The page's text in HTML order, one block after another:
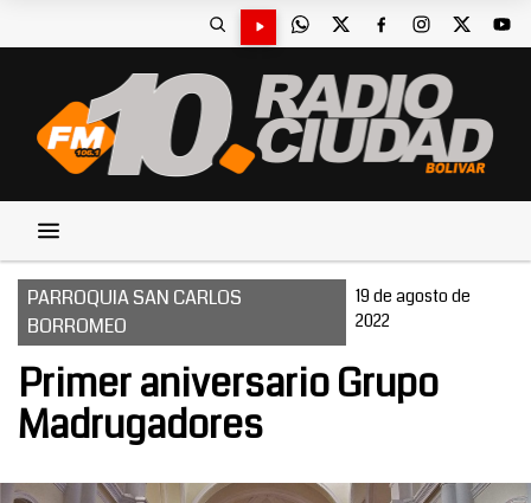
PARROQUIA SAN CARLOS
BORROMEO
19 de agosto de
2022
Primer aniversario Grupo
Madrugadores